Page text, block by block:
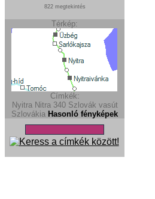
822 megtekintés
Térkép:
Címkék:
Nyitra Nitra 340 Szlovák vasút
Szlovákia Hasonló fényképek